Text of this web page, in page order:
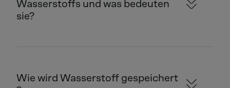
Wasserstoffs und was bedeuten
sie?
Wie wird Wasserstoff gespeichert